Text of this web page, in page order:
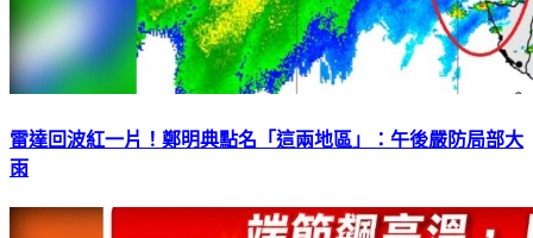
雷達回波紅一片！鄭明典點名「這兩地區」：午後嚴防局部大
雨